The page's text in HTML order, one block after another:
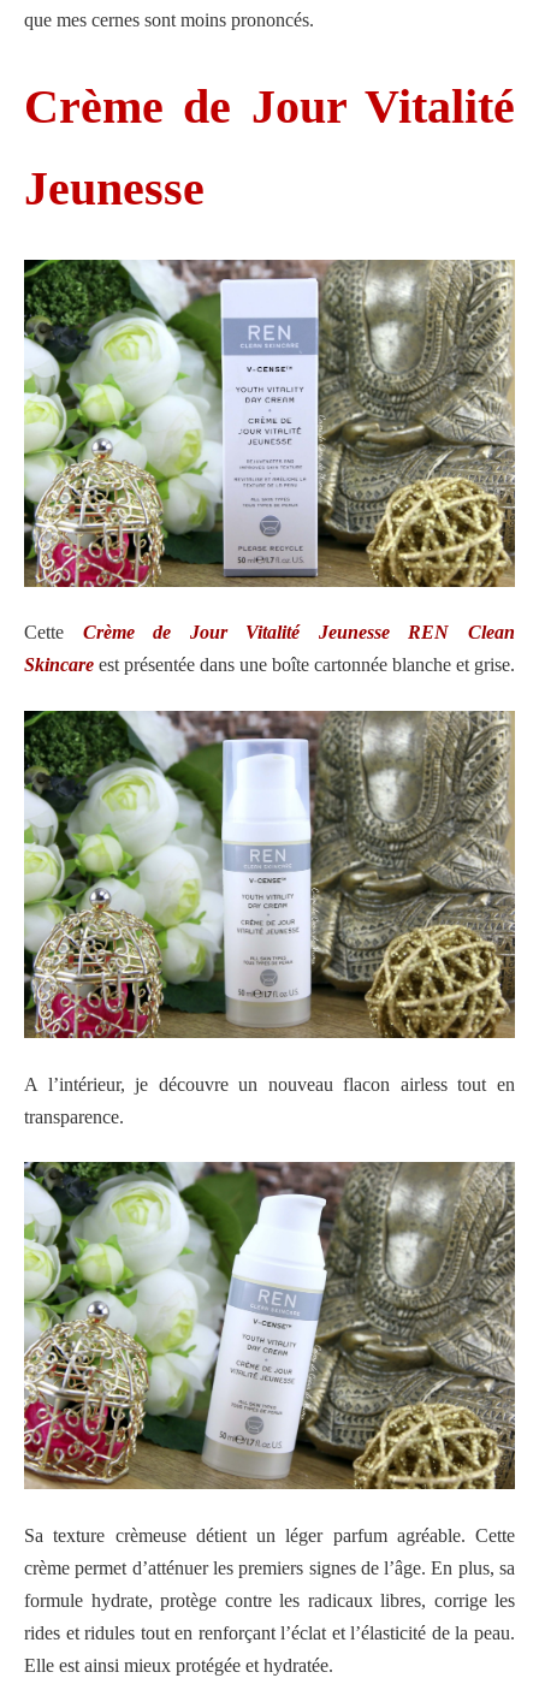
que mes cernes sont moins prononcés.
Crème de Jour Vitalité
Jeunesse
Cette Crème de Jour Vitalité Jeunesse REN Clean
Skincare est présentée dans une boîte cartonnée blanche et grise.
A l’intérieur, je découvre un nouveau flacon airless tout en
transparence.
Sa texture crèmeuse détient un léger parfum agréable. Cette
crème permet d’atténuer les premiers signes de l’âge. En plus, sa
formule hydrate, protège contre les radicaux libres, corrige les
rides et ridules tout en renforçant l’éclat et l’élasticité de la peau.
Elle est ainsi mieux protégée et hydratée.